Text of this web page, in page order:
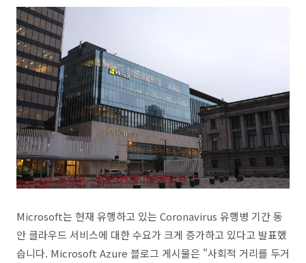
Microsoft는 현재 유행하고 있는 Coronavirus 유행병 기간 동
안 클라우드 서비스에 대한 수요가 크게 증가하고 있다고 발표했
습니다. Microsoft Azure 블로그 게시물은 "사회적 거리를 두거